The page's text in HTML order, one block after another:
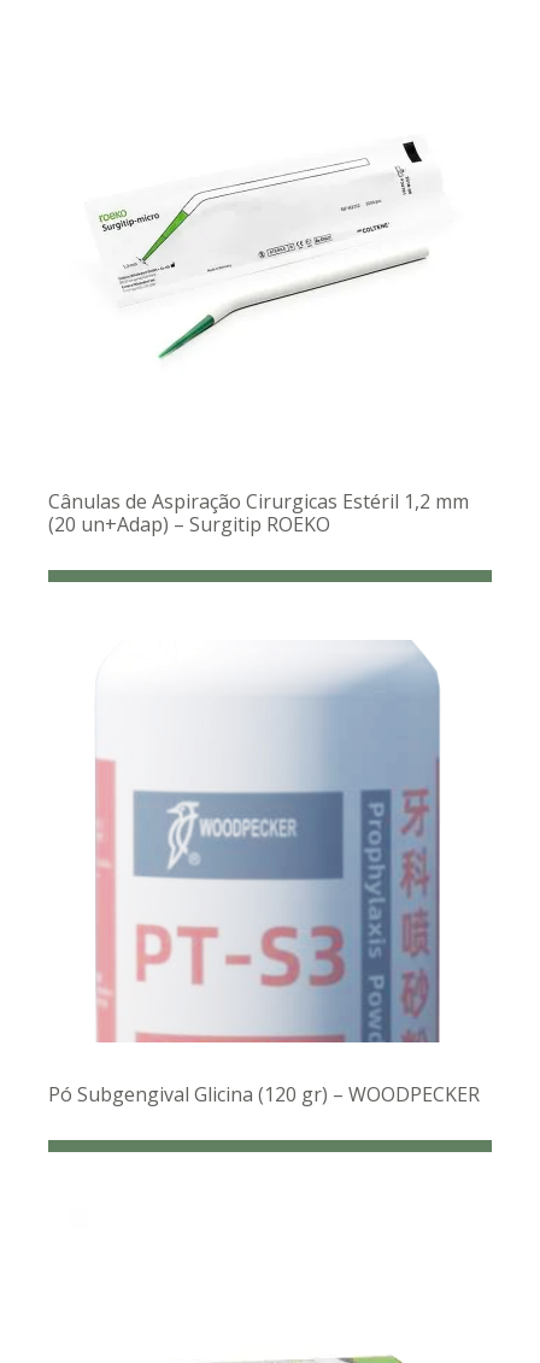
Cânulas de Aspiração Cirurgicas Estéril 1,2 mm
(20 un+Adap) – Surgitip ROEKO
Pó Subgengival Glicina (120 gr) – WOODPECKER